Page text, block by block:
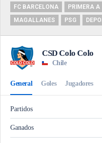
FC BARCELONA
PRIMERA A
MAGALLANES
PSG